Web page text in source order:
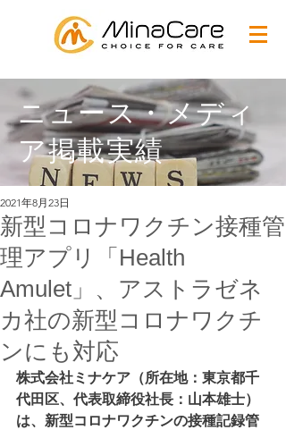
ニュース・メディ
ア掲載実績
新型コロナワクチン接種管
理アプリ「Health
Amulet」、アストラゼネ
カ社の新型コロナワクチ
ンにも対応
2021年8月23日
株式会社ミナケア（所在地：東京都千
代田区、代表取締役社長：山本雄士）
は、新型コロナワクチンの接種記録管